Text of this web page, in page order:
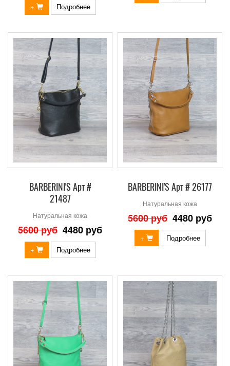
+ Подробнее
BARBERINI'S Арт #
21487
Натуральная кожа
5600 руб 4480 руб
+ Подробнее
BARBERINI'S Арт # 26177
Натуральная кожа
5600 руб 4480 руб
+ Подробнее